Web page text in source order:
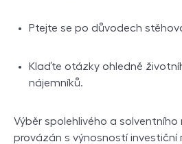
Ptejte se po důvodech
Klaďte otázky ohledně
nájemníků.
Výběr spolehlivého a solventního
provázán s výnosností investiční